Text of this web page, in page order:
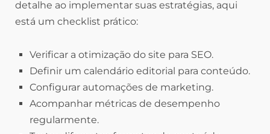
detalhe ao implementar suas estratégias, aqui
está um checklist prático:
Verificar a otimização do site para SEO.
Definir um calendário editorial para conteúdo.
Configurar automações de marketing.
Acompanhar métricas de desempenho
regularmente.